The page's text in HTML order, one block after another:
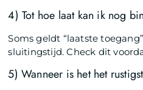
4) Tot hoe laat kan ik nog
Soms geldt “laatste
sluitingstijd. Check dit
5) Wanneer is het het